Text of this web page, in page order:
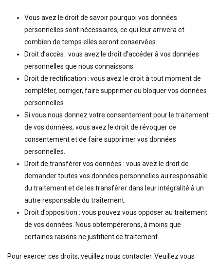
Vous avez le droit de savoir pourquoi vos données
personnelles sont nécessaires, ce qui leur arrivera et
combien de temps elles seront conservées.
Droit d’accès : vous avez le droit d’accéder à vos données
personnelles que nous connaissons.
Droit de rectification : vous avez le droit à tout moment de
compléter, corriger, faire supprimer ou bloquer vos données
personnelles.
Si vous nous donnez votre consentement pour le traitement
de vos données, vous avez le droit de révoquer ce
consentement et de faire supprimer vos données
personnelles.
Droit de transférer vos données : vous avez le droit de
demander toutes vos données personnelles au responsable
du traitement et de les transférer dans leur intégralité à un
autre responsable du traitement.
Droit d’opposition : vous pouvez vous opposer au traitement
de vos données. Nous obtempérerons, à moins que
certaines raisons ne justifient ce traitement.
Pour exercer ces droits, veuillez nous contacter. Veuillez vous